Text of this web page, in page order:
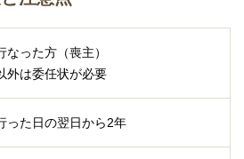
なった方（喪主）
外は委任状が必要
った日の翌日から2年